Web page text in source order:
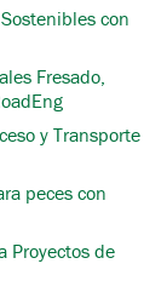
con
Fresado,
y Transporte
peces con
Proyectos de